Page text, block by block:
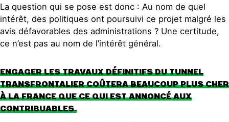
La question qui se pose est donc : Au nom de quel
intérêt, des politiques ont poursuivi ce projet malgré les
avis défavorables des administrations ? Une certitude,
ce n’est pas au nom de l’intérêt général.
ENGAGER LES TRAVAUX DÉFINITIFS DU TUNNEL
TRANSFRONTALIER COÛTERA BEAUCOUP PLUS CHER
À LA FRANCE QUE CE QUI EST ANNONCÉ AUX
CONTRIBUABLES.